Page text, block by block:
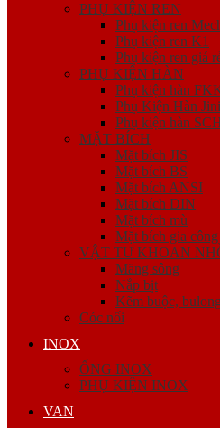
PHỤ KIỆN REN
Phụ kiện ren
Phụ kiện ren K1
Phụ kiện ren giá
PHỤ KIỆN HÀN
Phụ kiện hàn
Phụ Kiện Hàn
Phụ kiện hàn
MẶT BÍCH
Mặt bích JIS
Mặt bích BS
Mặt bích ANSI
Mặt bích DIN
Mặt bích mù
Mặt bích gia công
VẬT TƯ KHOAN
Măng sông
Nắp bịt
Kẽm buộc,
Cóc nối
INOX
ỐNG INOX
PHỤ KIỆN INOX
VAN